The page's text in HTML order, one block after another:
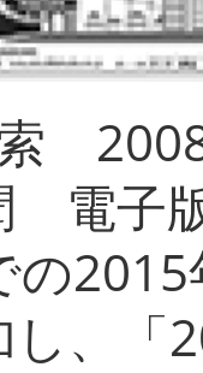
電子
の
し、「